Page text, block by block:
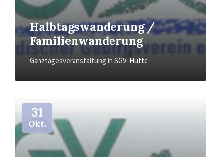
Halbtagswanderung /
Familienwanderung
Ganztagesveranstaltung in SGV-Hütte
31
Okt.